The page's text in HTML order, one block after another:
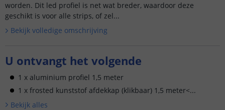
worden. Dit led profiel is net wat breder, waardoor deze
geschikt is voor alle strips, of zel...
Bekijk volledige omschrijving
U ontvangt het volgende
1 x aluminium profiel 1,5 meter
1 x frosted kunststof afdekkap (klikbaar) 1,5 meter<...
Bekijk alles